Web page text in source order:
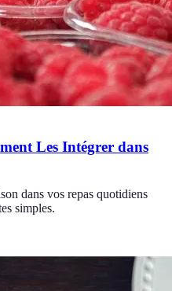
Les Intégrer dans
dans vos repas quotidiens
simples.